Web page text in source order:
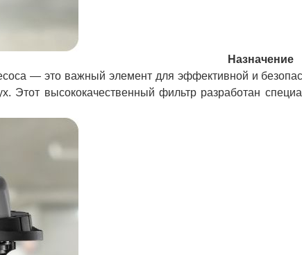
Назначение
— это важный элемент для эффективной и
Этот высококачественный фильтр разработан